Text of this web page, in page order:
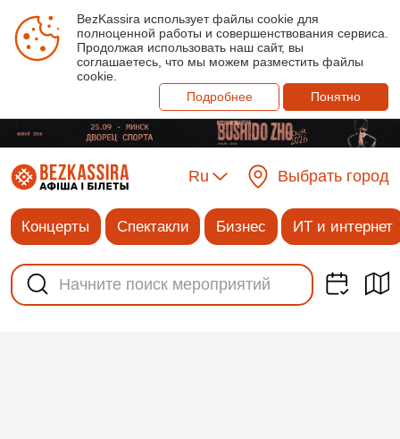
BezKassira использует файлы cookie для
полноценной работы и совершенствования сервиса.
Продолжая использовать наш сайт, вы
соглашаетесь, что мы можем разместить файлы
cookie.
Подробнее
Понятно
Ru Выбрать город
Концерты Спектакли Бизнес ИТ и интернет